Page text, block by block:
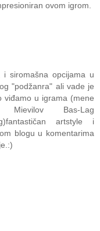
ovom igrom.
i siromašna opcijama u
"podžanra" ali vade je
viđamo u igrama (mene
Bas-Lag
artstyle i
blogu u komentarima